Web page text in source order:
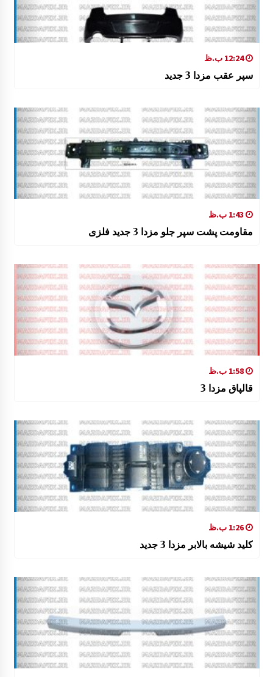
12:24 ب.ظ
سپر عقب مزدا 3 جدید
مقاومت پشت سپر جلو مزدا 3 جدید فلزی
1:58 ب.ظ
قالپاق مزدا 3
1:26 ب.ظ
کلید شیشه بالابر مزدا 3 جدید